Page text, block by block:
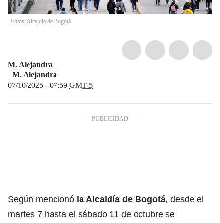
Fotos: Alcaldía de Bogotá
M. Alejandra
M. Alejandra
07/10/2025 - 07:59 GMT-5
Según mencionó la Alcaldía de Bogotá, desde el
martes 7 hasta el sábado 11 de octubre se